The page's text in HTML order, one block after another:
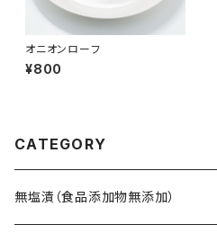
オニオンローフ
¥800
CATEGORY
無塩漬（食品添加物無添加）